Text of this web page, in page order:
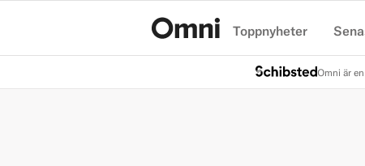
Toppnyheter
Omni är